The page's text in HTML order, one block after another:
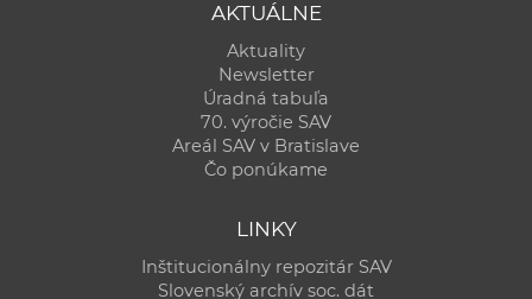
AKTUÁLNE
Aktuality
Newsletter
Úradná tabuľa
70. výročie SAV
Areál SAV v Bratislave
Čo ponúkame
LINKY
Inštitucionálny repozitár SAV
Slovenský archív soc. dát